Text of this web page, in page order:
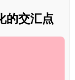
的交汇点